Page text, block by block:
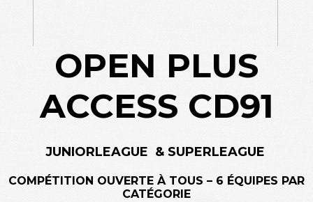
OPEN PLUS
ACCESS CD91
JUNIORLEAGUE & SUPERLEAGUE
COMPÉTITION OUVERTE À TOUS – 6 ÉQUIPES PAR
CATÉGORIE